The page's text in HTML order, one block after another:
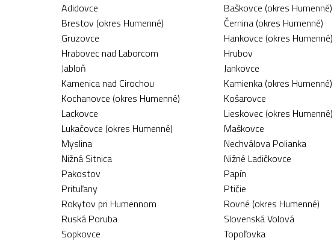
Adidovce Baškovce (okres Humenné)
Brestov (okres Humenné)
Černina (okres Humenné)
Gruzovce
Hankovce (okres Humenné)
Hrabovec nad Laborcom
Hrubov
Jabloň
Jankovce
Kamenica nad Cirochou
Kamienka (okres Humenné)
Kochanovce (okres Humenné)
Košarovce
Lackovce
Lieskovec (okres Humenné)
Lukačovce (okres Humenné)
Maškovce
Myslina
Nechválova Polianka
Nižná Sitnica
Nižné Ladičkovce
Pakostov
Papín
Prituľany
Ptičie
Rokytov pri Humennom
Rovné (okres Humenné)
Ruská Poruba
Slovenská Volová
Sopkovce
Topoľovka